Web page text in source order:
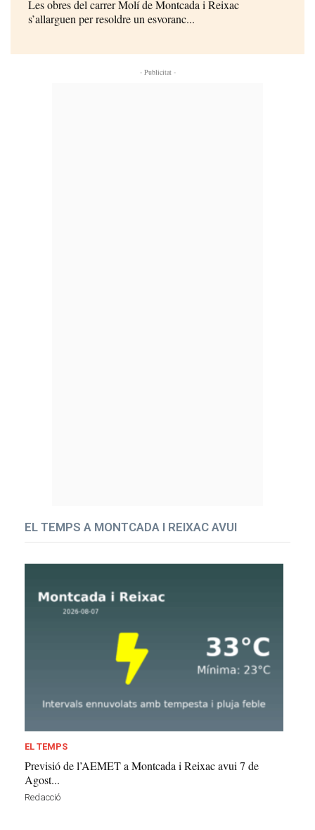
Les obres del carrer Molí de Montcada i Reixac
s’allarguen per resoldre un esvoranc...
- Publicitat -
EL TEMPS A MONTCADA I REIXAC AVUI
EL TEMPS
Previsió de l’AEMET a Montcada i Reixac avui 7 de
Agost...
Redacció